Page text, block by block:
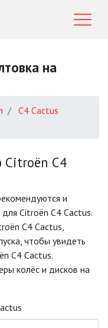
на
C4 Cactus
C4
и
Citroën C4 Cactus.
C4 Cactus,
чтобы увидеть
C4 Cactus.
колёс и дисков на